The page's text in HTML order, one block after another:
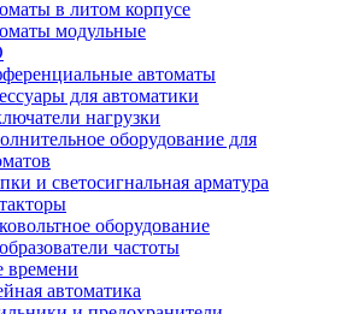
в литом корпусе
модульные
автоматы
для автоматики
нагрузки
оборудование для
и светосигнальная арматура
оборудование
частоты
времени
автоматика